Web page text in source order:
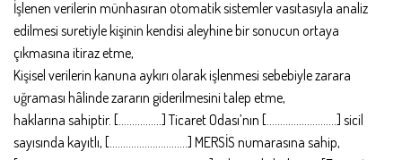
İşlenen verilerin münhasıran otomatik sistemler vasıtasıyla analiz
edilmesi suretiyle kişinin kendisi aleyhine bir sonucun ortaya
çıkmasına itiraz etme,
Kişisel verilerin kanuna aykırı olarak işlenmesi sebebiyle zarara
uğraması hâlinde zararın giderilmesini talep etme,
haklarına sahiptir. […………….] Ticaret Odası’nın [……………………..] sicil
sayısında kayıtlı, [………………………..] MERSİS numarasına sahip,